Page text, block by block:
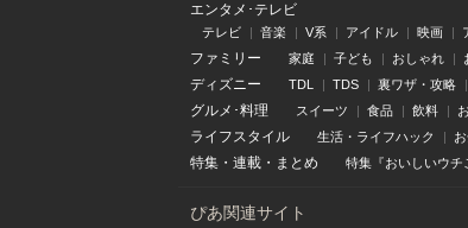
エンタメ･テレビ
テレビ 音楽 V系 アイドル 映画
ファミリー 家庭 子ども おしゃれ
ディズニー TDL TDS 裏ワザ・攻略
グルメ･料理 スイーツ 食品 飲料
ライフスタイル 生活・ライフハック
特集 ・ 連載 ・ まとめ 特集『おいしいウチ
ぴあ関連サイト